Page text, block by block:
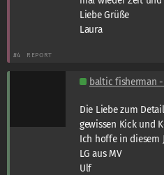
Liebe Grüße
Laura
#4 REPORT
baltic fisherman
Die Liebe zum
gewissen Kick und
Ich hoffe in diesem
LG aus MV
Ulf